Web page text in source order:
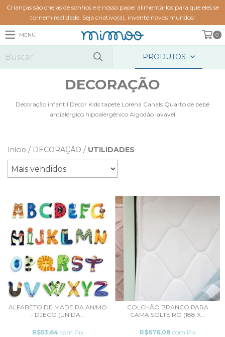
Crianças são cheias de sonhos e é nosso papel alimentá-los para que eles se
tornem realidade. Seja criativo(a), invente novos mundos!
MENU 0
PRODUTOS
DECORAÇÃO
Decoração infantil Decor Kids tapete Lorena Canals Quarto de bebê
antialérgico hipoalergênico Algodão lavável
Início / DECORAÇÃO / UTILIDADES
ALFABETO DE MADEIRA ANIMO
- DJECO (UNIDA...
R$53,64 com Pix
COLCHÃO BRANCO PARA
CAMA SOLTEIRO (188 X...
R$676,08 com Pix